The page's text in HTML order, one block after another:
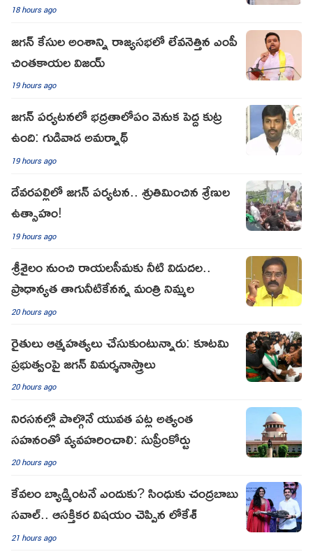
18 hours ago
జగన్ కేసుల అంశాన్ని రాజ్యసభలో లేవనెత్తిన ఎంపీ
చింతకాయల విజయ్
19 hours ago
జగన్ పర్యటనలో భద్రతాలోపం వెనుక పెద్ద కుట్ర
ఉంది: గుడివాడ అమర్నాథ్
19 hours ago
దేవరపల్లిలో జగన్ పర్యటన.. శ్రుతిమించిన శ్రేణుల
ఉత్సాహం!
19 hours ago
శ్రీశైలం నుంచి రాయలసీమకు నీటి విడుదల..
ప్రాధాన్యత తాగునీటికేనన్న మంత్రి నిమ్మల
20 hours ago
రైతులు ఆత్మహత్యలు చేసుకుంటున్నారు: కూటమి
ప్రభుత్వంపై జగన్ విమర్శనాస్త్రాలు
20 hours ago
నిరసనల్లో పాల్గొనే యువత పట్ల అత్యంత
సహనంతో వ్యవహరించాలి: సుప్రీంకోర్టు
20 hours ago
కేవలం బ్యాడ్మింటనే ఎందుకు? సింధుకు చంద్రబాబు
సవాల్.. ఆసక్తికర విషయం చెప్పిన లోకేశ్
21 hours ago